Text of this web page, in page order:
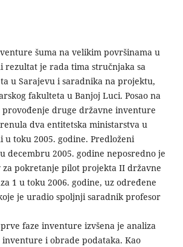
šuma na velikim površinama u
rezultat je rada tima stručnjaka sa
u Sarajevu i saradnika na projektu,
fakulteta u Banjoj Luci. Posao na
druge državne inventure
dva entitetska ministarstva u
u toku 2005. godine. Predloženi
decembru 2005. godine neposredno je
za pokretanje pilot projekta II državne
1 u toku 2006. godine, uz određene
je uradio spoljnji saradnik profesor
faze inventure izvšena je analiza
i obrade podataka. Kao